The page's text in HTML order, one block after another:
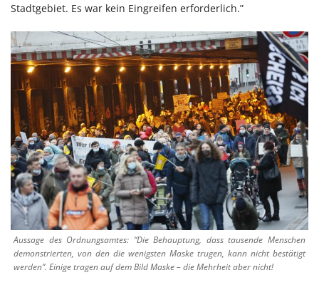
Stadtgebiet. Es war kein Eingreifen erforderlich.”
Aussage des Ordnungsamtes: “Die Behauptung, dass tausende Menschen
demonstrierten, von den die wenigsten Maske trugen, kann nicht bestätigt
werden”. Einige tragen auf dem Bild Maske – die Mehrheit aber nicht!